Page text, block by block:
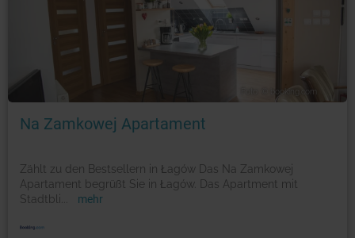
Foto: © booking.com
Na Zamkowej Apartament
Zählt zu den Bestsellern in Łagów Das Na Zamkowej
Apartament begrüßt Sie in Łagów. Das Apartment mit
Stadtbli
mehr